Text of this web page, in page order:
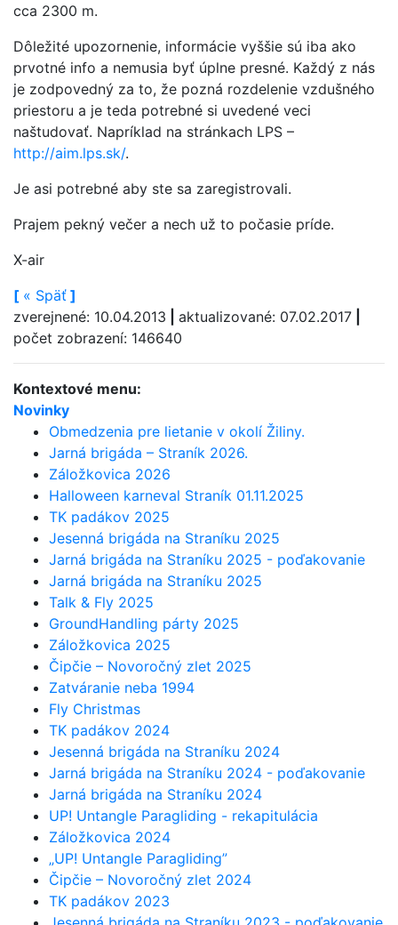
cca 2300 m.
Dôležité upozornenie, informácie vyššie sú iba ako
prvotné info a nemusia byť úplne presné. Každý z nás
je zodpovedný za to, že pozná rozdelenie vzdušného
priestoru a je teda potrebné si uvedené veci
naštudovať. Napríklad na stránkach LPS –
http://aim.lps.sk/.
Je asi potrebné aby ste sa zaregistrovali.
Prajem pekný večer a nech už to počasie príde.
X-air
[ « Späť ]
zverejnené: 10.04.2013
aktualizované: 07.02.2017
počet zobrazení: 146640
Kontextové menu:
Novinky
Obmedzenia pre lietanie v okolí Žiliny.
Jarná brigáda – Straník 2026.
Záložkovica 2026
Halloween karneval Straník 01.11.2025
TK padákov 2025
Jesenná brigáda na Straníku 2025
Jarná brigáda na Straníku 2025 - poďakovanie
Jarná brigáda na Straníku 2025
Talk & Fly 2025
GroundHandling párty 2025
Záložkovica 2025
Čipčie – Novoročný zlet 2025
Zatváranie neba 1994
Fly Christmas
TK padákov 2024
Jesenná brigáda na Straníku 2024
Jarná brigáda na Straníku 2024 - poďakovanie
Jarná brigáda na Straníku 2024
UP! Untangle Paragliding - rekapitulácia
Záložkovica 2024
„UP! Untangle Paragliding”
Čipčie – Novoročný zlet 2024
TK padákov 2023